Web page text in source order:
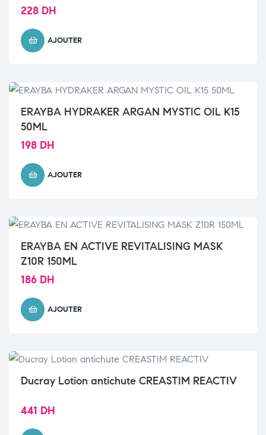
228 DH
AJOUTER
ERAYBA HYDRAKER ARGAN MYSTIC OIL K15
50ML
198 DH
AJOUTER
ERAYBA EN ACTIVE REVITALISING MASK
Z10R 150ML
186 DH
AJOUTER
Ducray Lotion antichute CREASTIM REACTIV
441 DH